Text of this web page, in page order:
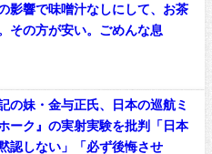
影響で味噌汁なしにして、お茶
その方が安い。ごめんな息
の妹・金与正氏、日本の巡航ミ
ーク』の実射実験を批判「日本
認しない」「必ず後悔させ